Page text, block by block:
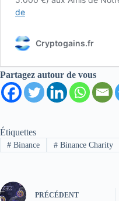
Partagez autour de vous
Étiquettes
#Binance #Binance Charity
PRÉCÉDENT